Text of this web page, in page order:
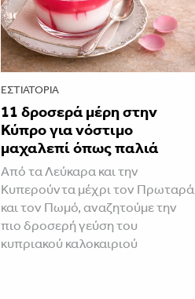
ΕΣΤΙΑΤΌΡΙΑ
11 δροσερά μέρη στην
Κύπρο για νόστιμο
μαχαλεπί όπως παλιά
Από τα Λεύκαρα και την
Κυπερούντα μέχρι τον Πρωταρά
και τον Πωμό, αναζητούμε την
πιο δροσερή γεύση του
κυπριακού καλοκαιριού